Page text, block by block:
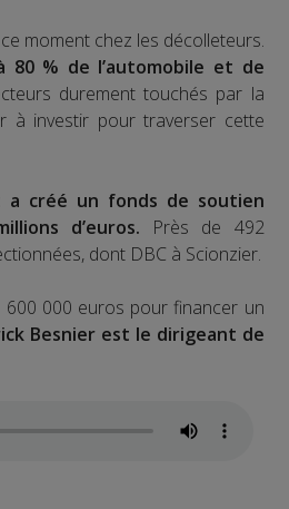
ce moment chez les décolleteurs.
80 % de l’automobile et de
durement touchés par la
à investir pour traverser cette
a créé un fonds de soutien
d’euros. Près de 492
dont DBC à Scionzier.
600 000 euros pour financer un
Besnier est le dirigeant de